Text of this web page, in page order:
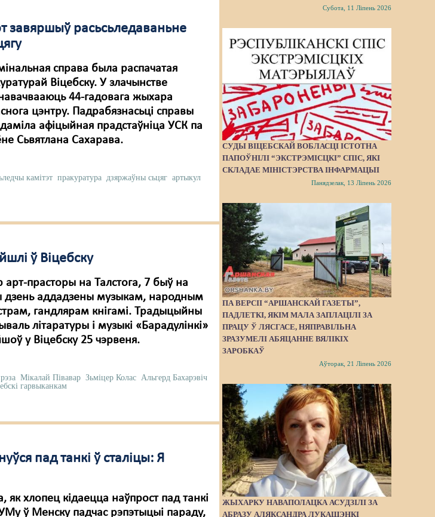
завяршыў расьсьледаваньне
справа была распачатая
Віцебску. У злачынстве
44-гадовага жыхара
цэнтру. Падрабязнасьці справы
афіцыйная прадстаўніца УСК па
Сьвятлана Сахарава.
камітэт пракуратура дзяржаўны сьцяг артыкул
ў Віцебску
арт-прасторы на Талстога, 7 быў на
дзень аддадзены музыкам, народным
гандлярам кнігамі. Традыцыйны
літаратуры і музыкі «Барадулінкі»
у Віцебску 25 чэрвеня.
Мікалай Півавар Зьміцер Колас Альгерд Бахарэвіч
гарвыканкам
пад танкі ў сталіцы: Я
як хлопец кідаецца наўпрост пад танкі
ў Менску падчас рэпэтыцыі параду,
Субота, 11 Ліпень 2026
СУДЫ ВІЦЕБСКАЙ ВОБЛАСЦІ ІСТОТНА
ПАПОЎНІЛІ “ЭКСТРЭМІСЦКІ” СПІС, ЯКІ
СКЛАДАЕ МІНІСТЭРСТВА ІНФАРМАЦЫІ
Панядзелак, 13 Ліпень 2026
ПА ВЕРСІІ “АРШАНСКАЙ ГАЗЕТЫ”,
ПАДЛЕТКІ, ЯКІМ МАЛА ЗАПЛАЦІЛІ ЗА
ПРАЦУ Ў ЛЯСГАСЕ, НЯПРАВІЛЬНА
ЗРАЗУМЕЛІ АБЯЦАННЕ ВЯЛІКІХ
ЗАРОБКАЎ
Аўторак, 21 Ліпень 2026
ЖЫХАРКУ НАВАПОЛАЦКА АСУДЗІЛІ ЗА
АБРАЗУ АЛЯКСАНДРА ЛУКАШЭНКІ